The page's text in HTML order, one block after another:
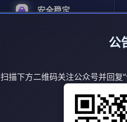
安全稳定
公
扫描下方二维码关注公众号并回复